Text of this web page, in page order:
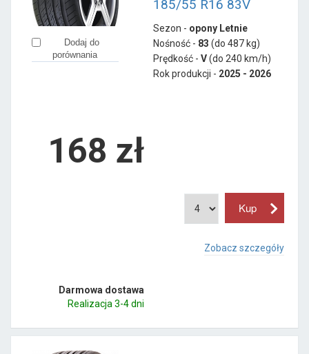
Dodaj do
porównania
185/55 R16 83V
Sezon - opony Letnie
Nośność - 83 (do 487 kg)
Prędkość - V(do 240 km/h)
Rok produkcji - 2025 - 2026
168 zł
Zobacz szczegóły
Darmowa dostawa
Realizacja 3-4 dni